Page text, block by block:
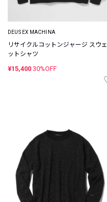
DEUS EX MACHINA
リサイクルコットンジャージ スウェ
ットシャツ
¥15,400 30%OFF